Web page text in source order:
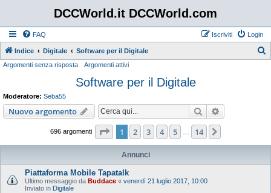
DCCWorld.it DCCWorld.com
FAQ Login
Iscriviti
Indice Digitale Software per il Digitale
Argomenti senza risposta Argomenti attivi
Software per il Digitale
Moderatore: Seba55
Nuovo argomento Cerca
696 argomenti Pagina di 14
1 2 3 4 5 14
Annunci
Piattaforma Mobile Tapatalk
Ultimo messaggio da Buddace « venerdì 21 luglio 2017, 10:00
Inviato in Digitale